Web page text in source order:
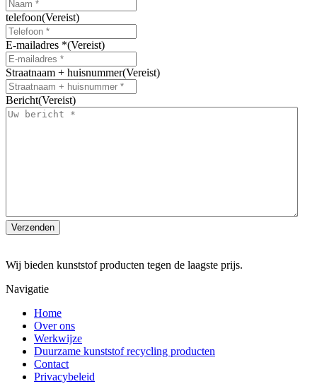
telefoon(Vereist)
E-mailadres *(Vereist)
Straatnaam + huisnummer(Vereist)
Bericht(Vereist)
Wij bieden kunststof producten tegen de laagste prijs.
Navigatie
Home
Over ons
Werkwijze
Duurzame kunststof recycling producten
Contact
Privacybeleid